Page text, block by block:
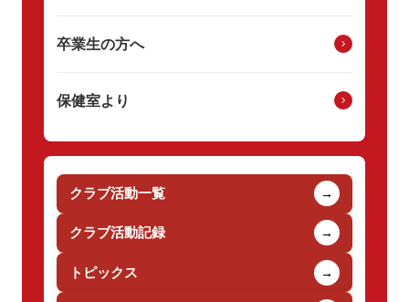
卒業生の方へ
保健室より
クラブ活動一覧 →
クラブ活動記録 →
トピックス →